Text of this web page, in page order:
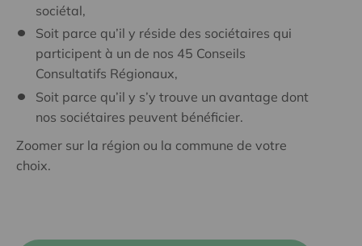
sociétal,
Soit parce qu’il y réside des sociétaires qui
participent à un de nos 45 Conseils
Consultatifs Régionaux,
Soit parce qu’il y s’y trouve un avantage dont
nos sociétaires peuvent bénéficier.
Zoomer sur la région ou la commune de votre
choix.